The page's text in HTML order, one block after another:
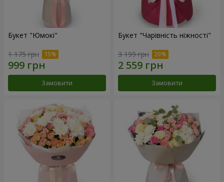
Букет "Юмокі"
1 175 грн
Замовити
Букет "Чарівність ніжності"
3 199 грн
Замовити